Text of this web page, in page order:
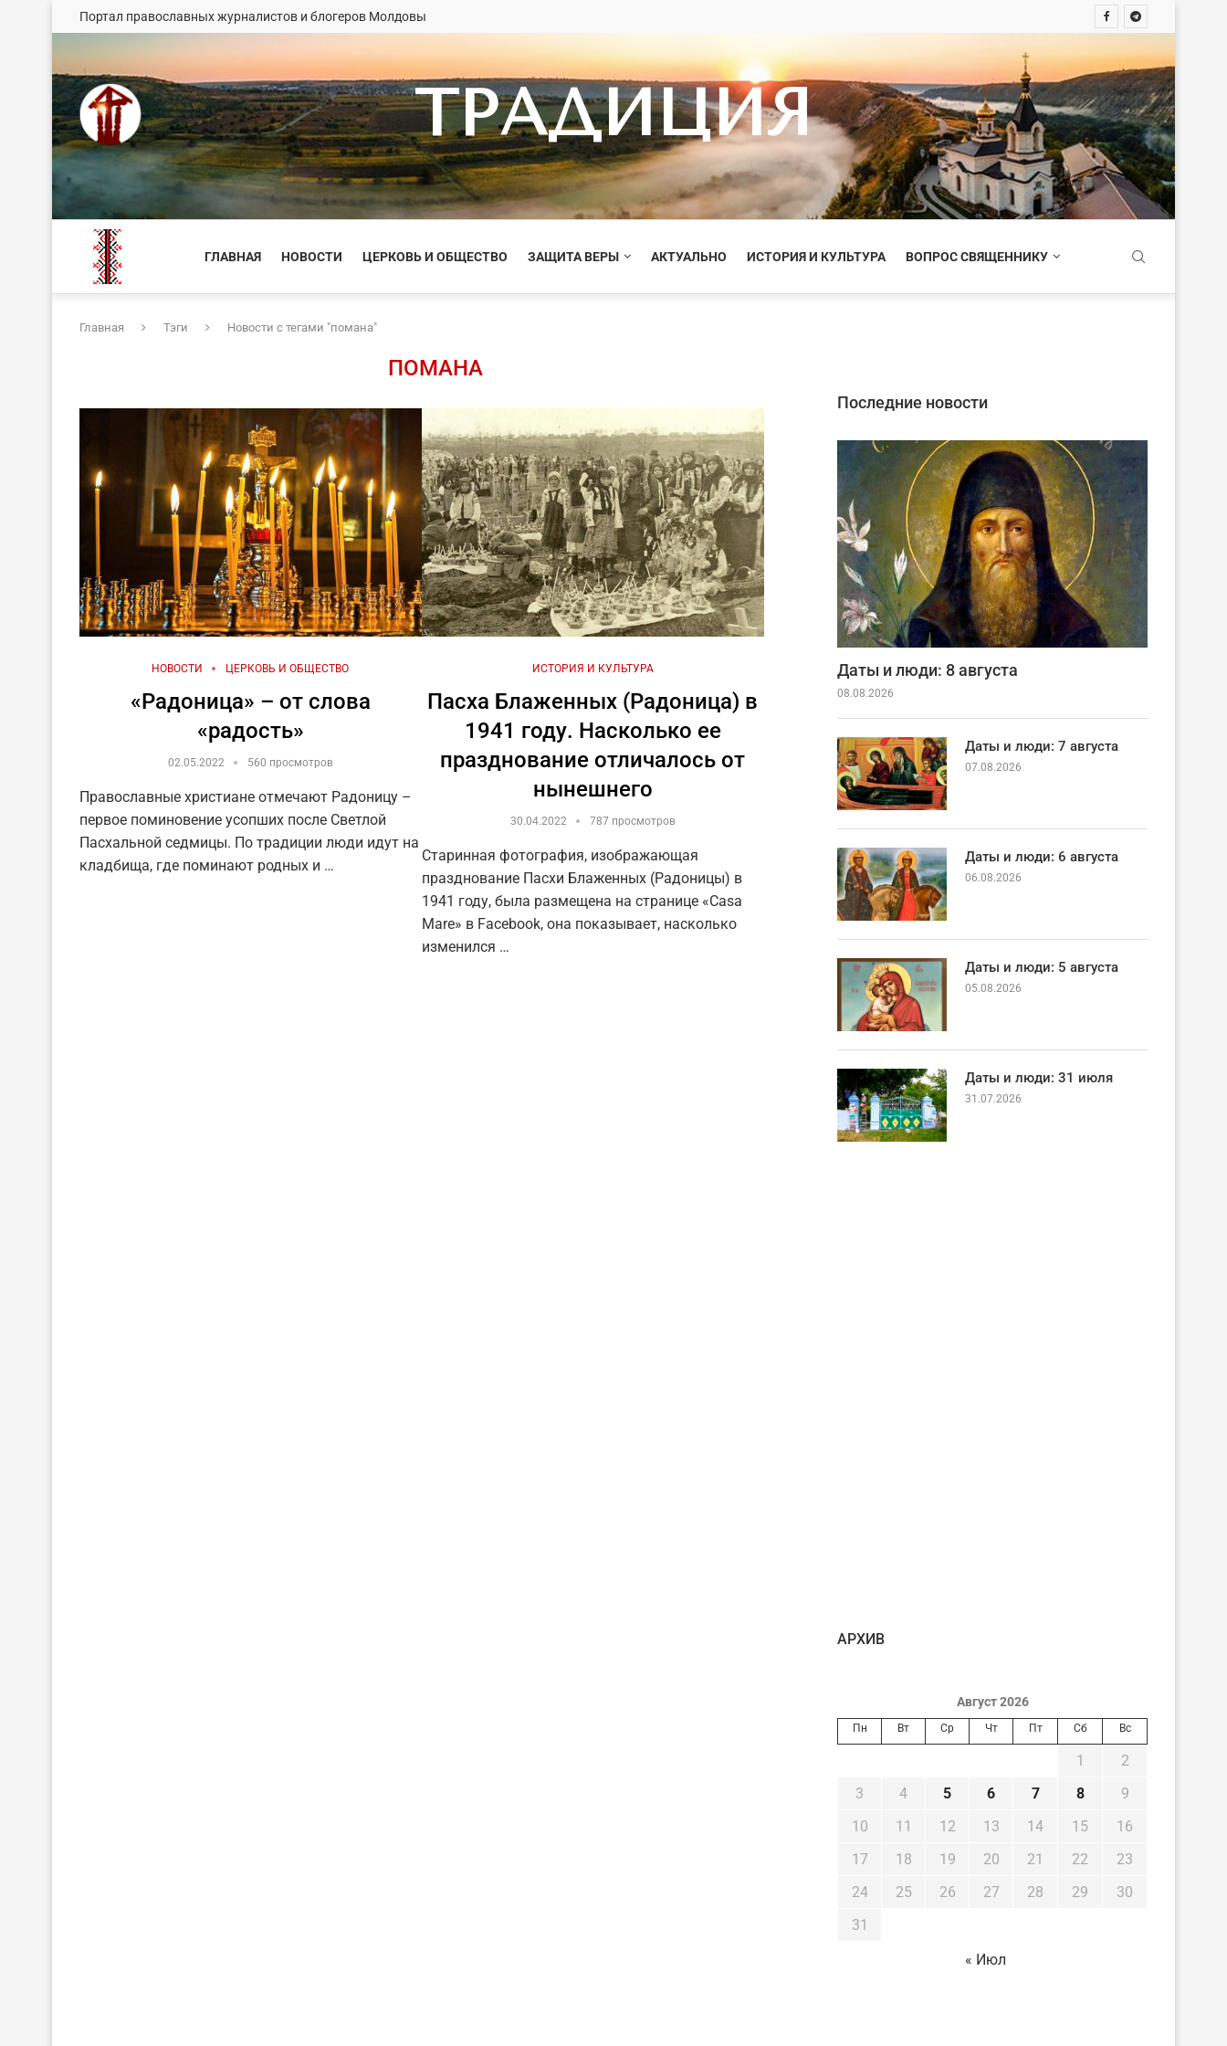
Портал православных журналистов и блогеров Молдовы
ТРАДИЦИЯ
ГЛАВНАЯ НОВОСТИ ЦЕРКОВЬ И ОБЩЕСТВО ЗАЩИТА ВЕРЫ АКТУАЛЬНО ИСТОРИЯ И КУЛЬТУРА ВОПРОС СВЯЩЕННИКУ
Главная Тэги Новости с тегами "помана"
ПОМАНА
НОВОСТИ ЦЕРКОВЬ И ОБЩЕСТВО
«Радоница» – от слова
«радость»
02.05.2022 560 просмотров
Православные христиане отмечают Радоницу –
первое поминовение усопших после Светлой
Пасхальной седмицы. По традиции люди идут на
кладбища, где поминают родных и …
ИСТОРИЯ И КУЛЬТУРА
Пасха Блаженных (Радоница) в
1941 году. Насколько ее
празднование отличалось от
нынешнего
30.04.2022 787 просмотров
Старинная фотография, изображающая
празднование Пасхи Блаженных (Радоницы) в
1941 году, была размещена на странице «Casa
Mare» в Facebook, она показывает, насколько
изменился …
Последние новости
Даты и люди: 8 августа
08.08.2026
Даты и люди: 7 августа
07.08.2026
Даты и люди: 6 августа
06.08.2026
Даты и люди: 5 августа
05.08.2026
Даты и люди: 31 июля
31.07.2026
AРХИВ
Август 2026
Пн Вт Ср Чт Пт Сб Вс
1
2
3
4 5 6 7 8
9
10
11 12 13 14 15
16
17
18 19 20 21 22
23
24
25 26 27 28 29
30
31
« Июл